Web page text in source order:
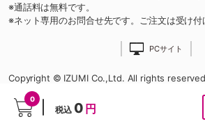
0
税込 0 円
※通話料は無料です。
※ネット専用のお問合せ先です。ご注文は受け付
PCサイト
Copyright © IZUMI Co.,Ltd. All rights